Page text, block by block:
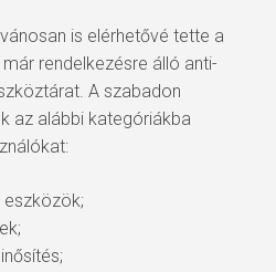
is elérhetővé tette a
rendelkezésre álló anti-
A szabadon
az alábbi kategóriákba